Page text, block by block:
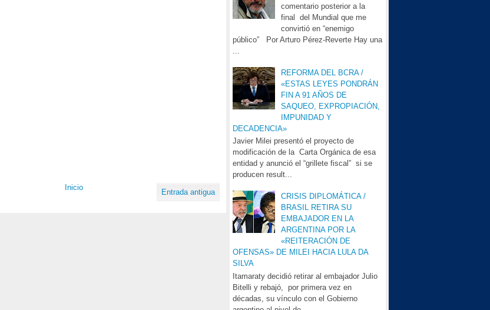
comentario posterior a la
final del Mundial que me
convirtió en “enemigo
público” Por Arturo Pérez-Reverte Hay una
REFORMA DEL BCRA /
«ESTAS LEYES PONDRÁN
FIN A 91 AÑOS DE
SAQUEO, EXPROPIACIÓN,
IMPUNIDAD Y
DECADENCIA»
Javier Milei presentó el proyecto de
modificación de la Carta Orgánica de esa
entidad y anunció el “grillete fiscal” si se
producen result...
CRISIS DIPLOMÁTICA /
BRASIL RETIRA SU
EMBAJADOR EN LA
ARGENTINA POR LA
«REITERACIÓN DE
OFENSAS» DE MILEI HACIA LULA DA
SILVA
Itamaraty decidió retirar al embajador Julio
Bitelli y rebajó, por primera vez en
décadas, su vínculo con el Gobierno
Entrada antigua
Inicio